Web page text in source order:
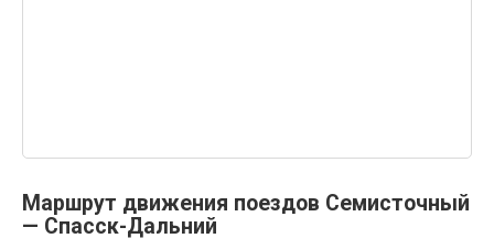
Маршрут движения поездов Семисточный
— Спасск-Дальний